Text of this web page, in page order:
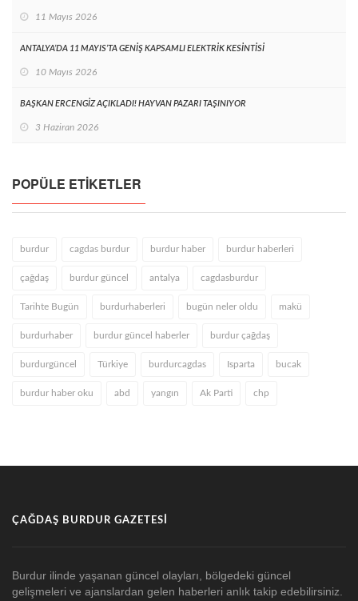
11 Mayıs 2026
ANTALYA’DA 11 MAYIS’TA GENİŞ KAPSAMLI ELEKTRİK KESİNTİSİ
10 Mayıs 2026
BAŞKAN ERCENGİZ AÇIKLADI! HAYVAN PAZARI TAŞINIYOR
3 Haziran 2026
POPÜLE ETIKETLER
burdur cagdas burdur burdur haber burdur haberleri
çağdaş burdur güncel antalya cagdasburdur
Tarihte Bugün burdurhaberleri bugün neler oldu makü
burdurhaber burdur güncel haberler burdur çağdaş
burdurgüncel Türkiye burdurcagdas Isparta bucak
burdur haber oku abd yangın Ak Parti chp
ÇAĞDAŞ BURDUR GAZETESI
Burdur ilinde yaşanan güncel olayları, bölgedeki güncel
gelişmeleri ve ajanslardan gelen haberleri anlık takip edebilirsiniz.